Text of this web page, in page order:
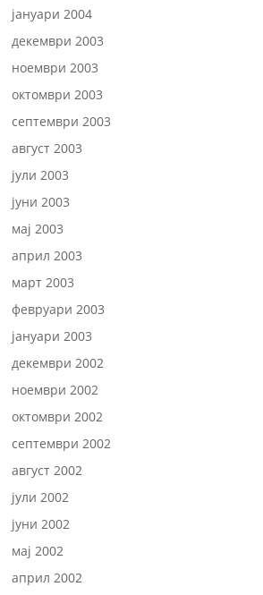
јануари 2004
декември 2003
ноември 2003
октомври 2003
септември 2003
август 2003
јули 2003
јуни 2003
мај 2003
април 2003
март 2003
февруари 2003
јануари 2003
декември 2002
ноември 2002
октомври 2002
септември 2002
август 2002
јули 2002
јуни 2002
мај 2002
април 2002